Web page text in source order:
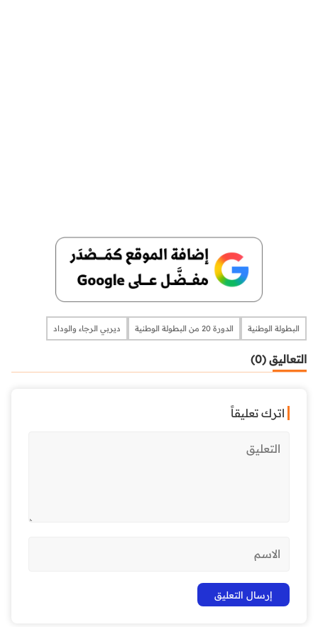
البطولة الوطنية الدورة 20 من البطولة الوطنية ديربي الرجاء والوداد
التعاليق (0)
اترك تعليقاً